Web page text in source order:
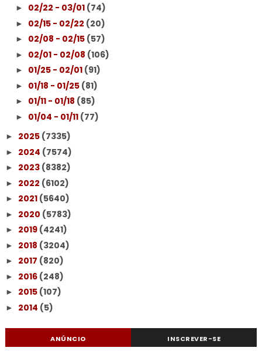
► 02/22 - 03/01 (74)
► 02/15 - 02/22 (20)
► 02/08 - 02/15 (57)
► 02/01 - 02/08 (106)
► 01/25 - 02/01 (91)
► 01/18 - 01/25 (81)
► 01/11 - 01/18 (85)
► 01/04 - 01/11 (77)
► 2025 (7335)
► 2024 (7574)
► 2023 (8382)
► 2022 (6102)
► 2021 (5640)
► 2020 (5783)
► 2019 (4241)
► 2018 (3204)
► 2017 (820)
► 2016 (248)
► 2015 (107)
► 2014 (5)
ANÚNCIO INSCREVER-SE